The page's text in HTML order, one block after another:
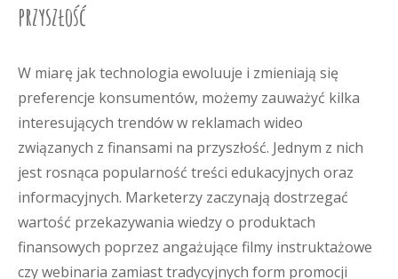
przyszłość
W miarę jak technologia ewoluuje i zmieniają się
preferencje konsumentów, możemy zauważyć kilka
interesujących trendów w reklamach wideo
związanych z finansami na przyszłość. Jednym z nich
jest rosnąca popularność treści edukacyjnych oraz
informacyjnych. Marketerzy zaczynają dostrzegać
wartość przekazywania wiedzy o produktach
finansowych poprzez angażujące filmy instruktażowe
czy webinaria zamiast tradycyjnych form promocji